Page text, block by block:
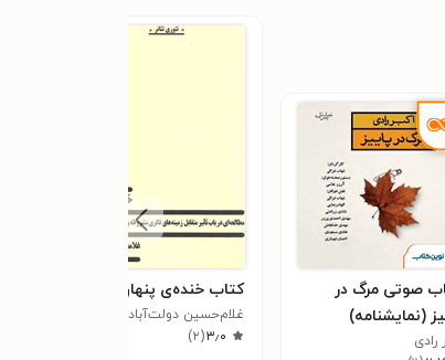
صوتی مرگ در
(نمایشنامه)
رادی
کتاب خنده‌ی پنهان
غلام‌حسین دولت‌آبادی
۳٫۰(۲)